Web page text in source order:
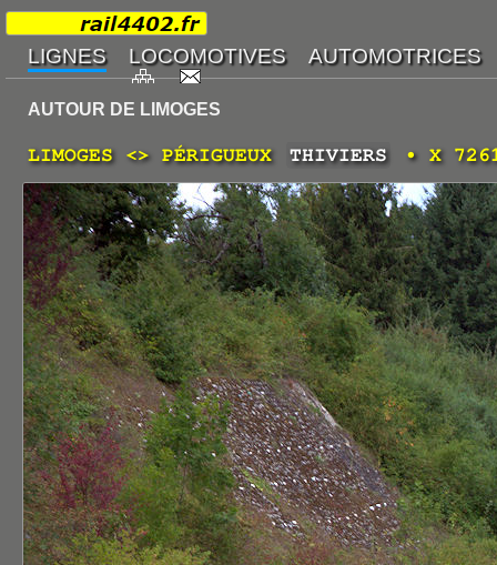
AUTOUR DE LIMOGES
LIMOGES <> PÉRIGUEUX THIVIERS • X